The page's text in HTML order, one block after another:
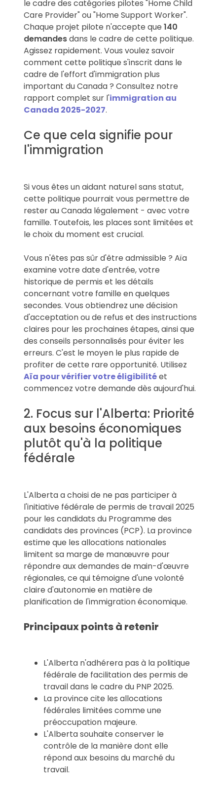
le cadre des catégories pilotes "Home Child
Care Provider" ou "Home Support Worker".
Chaque projet pilote n'accepte que 140
demandesdans le cadre de cette politique.
Agissez rapidement. Vous voulez savoir
comment cette politique s'inscrit dans le
cadre de l'effort d'immigration plus
important du Canada ? Consultez notre
rapport complet sur l'immigration au
Canada 2025-2027.
Ce que cela signifie pour
l'immigration
Si vous êtes un aidant naturel sans statut,
cette politique pourrait vous permettre de
rester au Canada légalement - avec votre
famille. Toutefois, les places sont limitées et
le choix du moment est crucial.
Vous n'êtes pas sûr d'être admissible ? Aïa
examine votre date d'entrée, votre
historique de permis et les détails
concernant votre famille en quelques
secondes. Vous obtiendrez une décision
d'acceptation ou de refus et des instructions
claires pour les prochaines étapes, ainsi que
des conseils personnalisés pour éviter les
erreurs. C'est le moyen le plus rapide de
profiter de cette rare opportunité. Utilisez
Aïa pour vérifier votre éligibilitéet
commencez votre demande dès aujourd'hui.
2. Focus sur l'Alberta: Priorité
aux besoins économiques
plutôt qu'à la politique
fédérale
L'Alberta a choisi de ne pas participer à
l'initiative fédérale de permis de travail 2025
pour les candidats du Programme des
candidats des provinces (PCP). La province
estime que les allocations nationales
limitent sa marge de manœuvre pour
répondre aux demandes de main-d'œuvre
régionales, ce qui témoigne d'une volonté
claire d'autonomie en matière de
planification de l'immigration économique.
Principaux points à retenir
L'Alberta n'adhérera pas à la politique
fédérale de facilitation des permis de
travail dans le cadre du PNP 2025.
La province cite les allocations
fédérales limitées comme une
préoccupation majeure.
L'Alberta souhaite conserver le
contrôle de la manière dont elle
répond aux besoins du marché du
travail.